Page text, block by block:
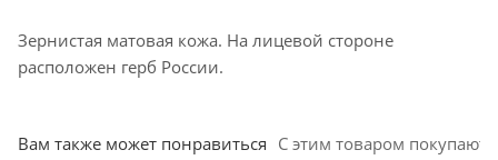
Зернистая матовая кожа. На лицевой стороне
расположен герб России.
Вам также может понравиться С этим товаром покупают